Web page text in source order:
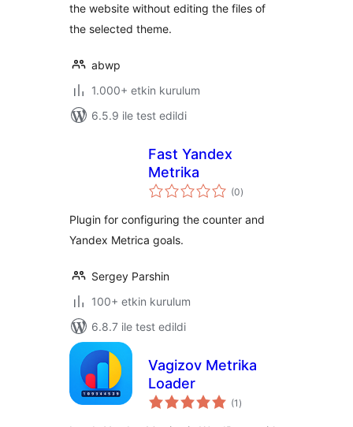
the website without editing the files of
the selected theme.
abwp
1.000+ etkin kurulum
6.5.9 ile test edildi
Fast Yandex
Metrika
(0toplam
puan
)
Plugin for configuring the counter and
Yandex Metrica goals.
Sergey Parshin
100+ etkin kurulum
6.8.7 ile test edildi
Vagizov Metrika
Loader
(1 toplam
puan
)